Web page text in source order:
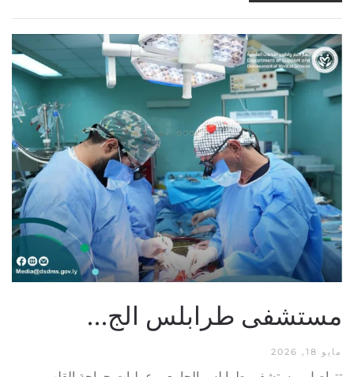
مستشفى طرابلس الج…
مايو 18, 2026